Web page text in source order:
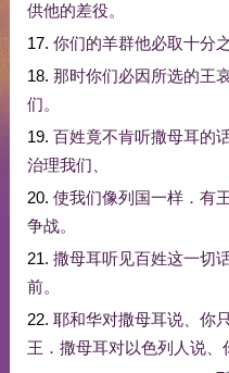
供他的差役。
17. 你们的羊群他必取十分
18. 那时你们必因所选的王
们。
19. 百姓竟不肯听撒母耳的
治理我们
20. 使我们像列国一样． 有
争战。
21. 撒母耳听见百姓这一切
前。
22. 耶和华对撒母耳说、 你
王 ． 撒母耳对以色列人说、